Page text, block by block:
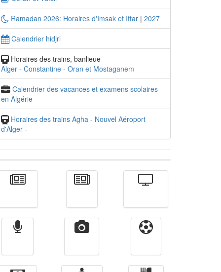
Ramadan 2026: Horaires d'Imsak et Iftar | 2027
Calendrier hidjri
Horaires des trains, banlieue
Alger - Constantine - Oran et Mostaganem
Calendrier des vacances et examens scolaires
en Algérie
Horaires des trains Agha - Nouvel Aéroport
d'Alger -